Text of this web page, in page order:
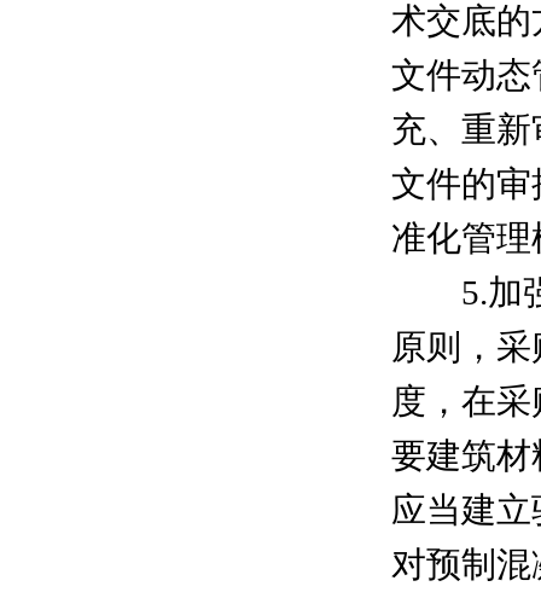
术交底
文件动
充、重
文件的
准化管
5.加强
原则，
度，在
要建筑
应当建
对预制